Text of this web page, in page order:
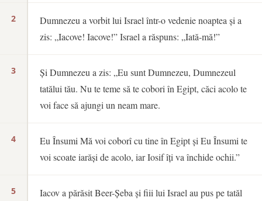
2
3
4
5
Dumnezeu a vorbit lui Israel într-o vedenie noaptea și a
zis: „Iacove! Iacove!” Israel a răspuns: „Iată-mă!”
Și Dumnezeu a zis: „Eu sunt Dumnezeu, Dumnezeul
tatălui tău. Nu te teme să te cobori în Egipt, căci acolo te
voi face să ajungi un neam mare.
Eu Însumi Mă voi coborî cu tine în Egipt și Eu Însumi te
voi scoate iarăși de acolo, iar Iosif îți va închide ochii.”
Iacov a părăsit Beer-Șeba și fiii lui Israel au pus pe tatăl